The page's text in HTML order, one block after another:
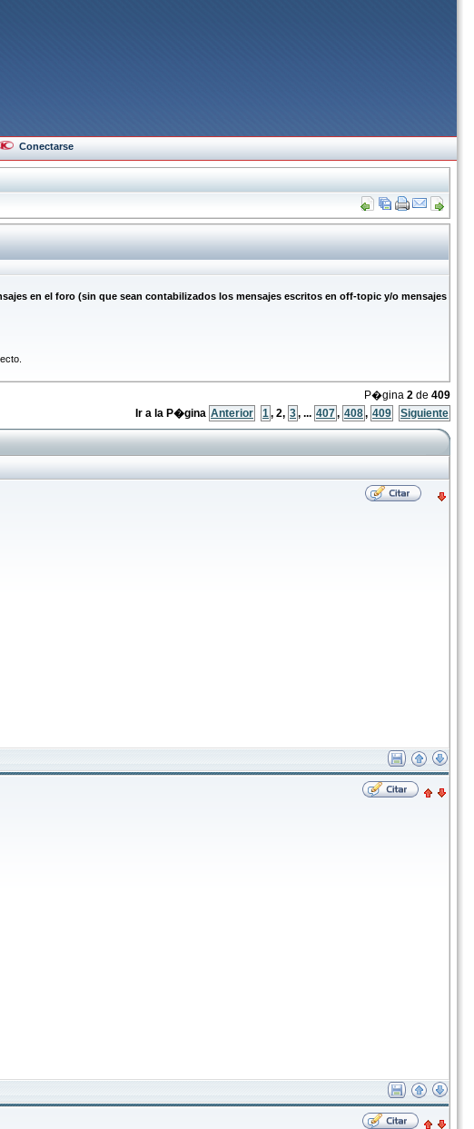
Conectarse
en el foro (sin que sean contabilizados los mensajes escritos en off-topic y/o mensajes
P�gina 2 de 409
Ir a la P�gina Anterior 1, 2, 3, ... 407, 408, 409 Siguiente